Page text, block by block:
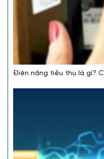
Điện năng tiêu thụ là gì?